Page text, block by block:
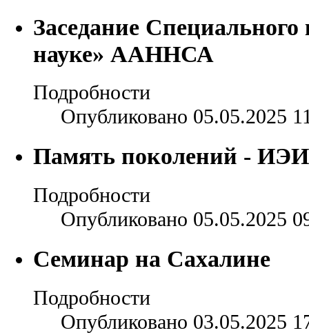
Заседание
науке» ААННСА
Подробности
Опубликовано 05.05.2025
Память поколений -
Подробности
Опубликовано 05.05.2025
Семинар на Сахалине
Подробности
Опубликовано 03.05.2025